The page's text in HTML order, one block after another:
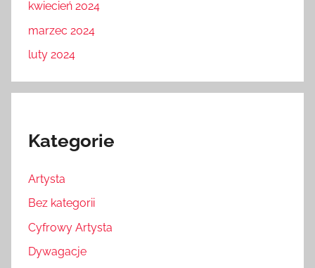
kwiecień 2024
marzec 2024
luty 2024
Kategorie
Artysta
Bez kategorii
Cyfrowy Artysta
Dywagacje